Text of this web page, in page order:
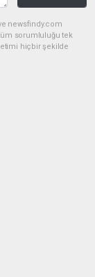
newsfindy.com
sorumluluğu tek
hiçbir şekilde